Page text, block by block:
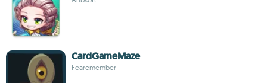
CardGameMaze
Fearemember